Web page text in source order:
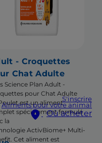
S'inscrire
Aliments pour votre animal
Où acheter
- Croquettes
Chat Adulte
Science Plan Adult -
pour Chat Adulte
est un aliment
spécialement formulé
la
ActivBiome+ Multi-
Cet aliment est